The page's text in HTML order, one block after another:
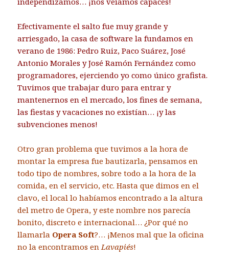
Efectivamente el salto fue muy grande y
arriesgado, la casa de software la fundamos en
verano de 1986: Pedro Ruiz, Paco Suárez, José
Antonio Morales y José Ramón Fernández como
programadores, ejerciendo yo como único grafista.
Tuvimos que trabajar duro para entrar y
mantenernos en el mercado, los fines de semana,
las fiestas y vacaciones no existían… ¡y las
subvenciones menos!
Otro gran problema que tuvimos a la hora de
montar la empresa fue bautizarla, pensamos en
todo tipo de nombres, sobre todo a la hora de la
comida, en el servicio, etc. Hasta que dimos en el
clavo, el local lo habíamos encontrado a la altura
del metro de Opera, y este nombre nos parecía
bonito, discreto e internacional… ¿Por qué no
llamarla Opera Soft?… ¡Menos mal que la oficina
no la encontramos en Lavapiés!